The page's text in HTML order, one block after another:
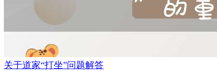
关于道家“打坐”问题解答